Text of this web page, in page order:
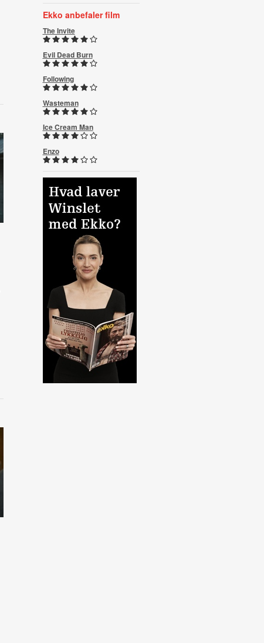
Ekko anbefaler film
The Invite
Evil Dead Burn
Following
Wasteman
Ice Cream Man
Enzo